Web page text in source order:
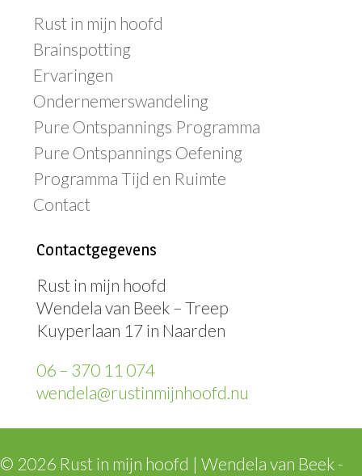
Rust in mijn hoofd
Brainspotting
Ervaringen
Ondernemerswandeling
Pure Ontspannings Programma
Pure Ontspannings Oefening
Programma Tijd en Ruimte
Contact
Contactgegevens
Rust in mijn hoofd
Wendela van Beek – Treep
Kuyperlaan 17 in Naarden
06 – 370 11 074
wendela@rustinmijnhoofd.nu
© 2026 Rust in mijn hoofd | Wendela van Beek -